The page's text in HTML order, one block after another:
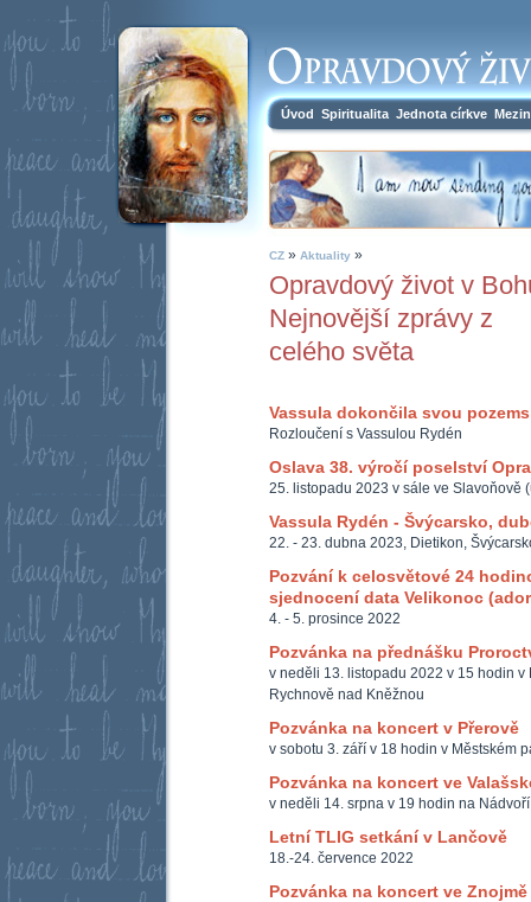
Úvod Spiritualita Jednota církve
CZ » Aktuality »
Opravdový život v
Nejnovější zprávy z
celého světa
Vassula dokončila svou
Rozloučení s Vassulou Rydén
Oslava 38. výročí poselství
25. listopadu 2023 v sále ve Slavoňově
Vassula Rydén - Švýcarsko,
22. - 23. dubna 2023, Dietikon,
Pozvání k celosvětové 24
sjednocení data Velikonoc
4. - 5. prosince 2022
Pozvánka na přednášku
v neděli 13. listopadu 2022 v 15 hodin
Rychnově nad Kněžnou
Pozvánka na koncert v Přerově
v sobotu 3. září v 18 hodin v Městském
Pozvánka na koncert ve
v neděli 14. srpna v 19 hodin na
Letní TLIG setkání v Lančově
18.-24. července 2022
Pozvánka na koncert ve Znojmě